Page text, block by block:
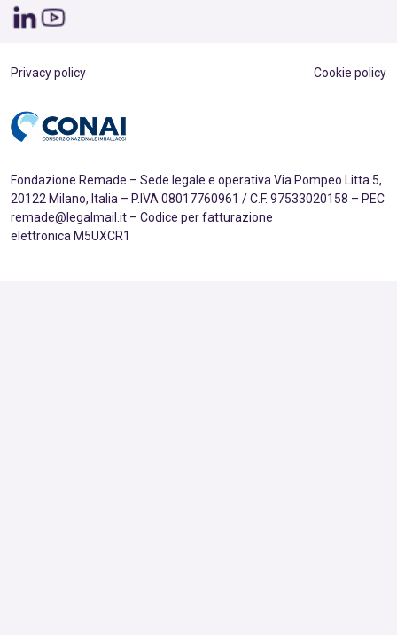
Privacy policy Cookie policy
Fondazione Remade – Sede legale e operativa Via Pompeo Litta 5,
20122 Milano, Italia – P.IVA 08017760961 / C.F. 97533020158 – PEC
remade@legalmail.it – Codice per fatturazione
elettronica M5UXCR1